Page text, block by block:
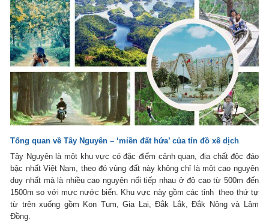
Tổng quan về Tây Nguyên – ‘miền đất hứa’ của tín đồ xê dịch
Tây Nguyên là một khu vực có đặc điểm cảnh quan, địa chất độc đáo
bậc nhất Việt Nam, theo đó vùng đất này không chỉ là một cao nguyên
duy nhất mà là nhiều cao nguyên nối tiếp nhau ở độ cao từ 500m đến
1500m so với mực nước biển. Khu vực này gồm các tỉnh theo thứ tự
từ trên xuống gồm Kon Tum, Gia Lai, Đắk Lắk, Đắk Nông và Lâm
Đồng.